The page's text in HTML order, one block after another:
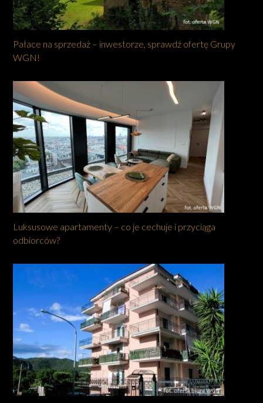
Pałace na sprzedaż – inwestorze, sprawdź ofertę Grupy
WGN!
Luksusowe apartamenty – co je cechuje i przyciąga
odbiorców?